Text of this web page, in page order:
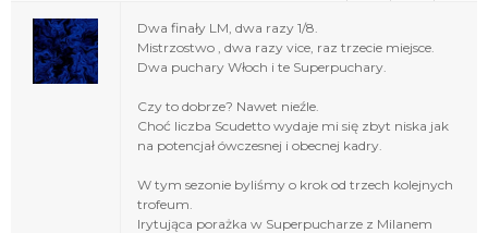
Dwa finały LM, dwa razy 1/8.
Mistrzostwo , dwa razy vice, raz trzecie miejsce.
Dwa puchary Włoch i te Superpuchary.
Czy to dobrze? Nawet nieźle.
Choć liczba Scudetto wydaje mi się zbyt niska jak
na potencjał ówczesnej i obecnej kadry.
W tym sezonie byliśmy o krok od trzech kolejnych
trofeum.
Irytująca porażka w Superpucharze z Milanem